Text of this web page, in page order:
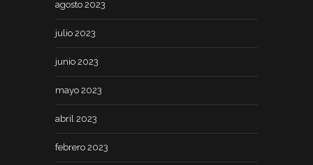
agosto 2023
julio 2023
junio 2023
mayo 2023
abril 2023
febrero 2023